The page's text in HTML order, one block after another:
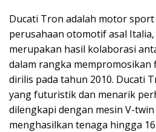
Ducati Tron adalah motor
perusahaan otomotif asal
merupakan hasil kolaborasi
dalam rangka mempromosikan
dirilis pada tahun 2010. Ducati
yang futuristik dan menarik
dilengkapi dengan mesin V-twin
menghasilkan tenaga hingga